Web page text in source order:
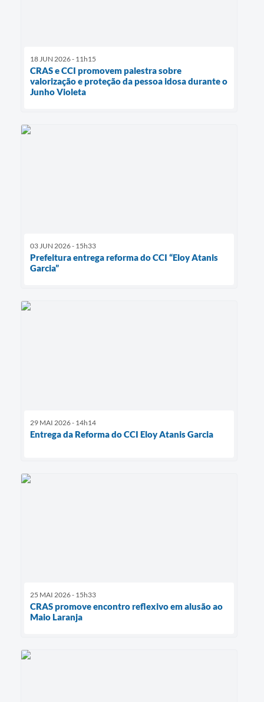
18 JUN 2026 - 11h15
CRAS e CCI promovem palestra sobre
valorização e proteção da pessoa idosa durante o
Junho Violeta
03 JUN 2026 - 15h33
Prefeitura entrega reforma do CCI “Eloy Atanis
Garcia”
29 MAI 2026 - 14h14
Entrega da Reforma do CCI Eloy Atanis Garcia
25 MAI 2026 - 15h33
CRAS promove encontro reflexivo em alusão ao
Maio Laranja